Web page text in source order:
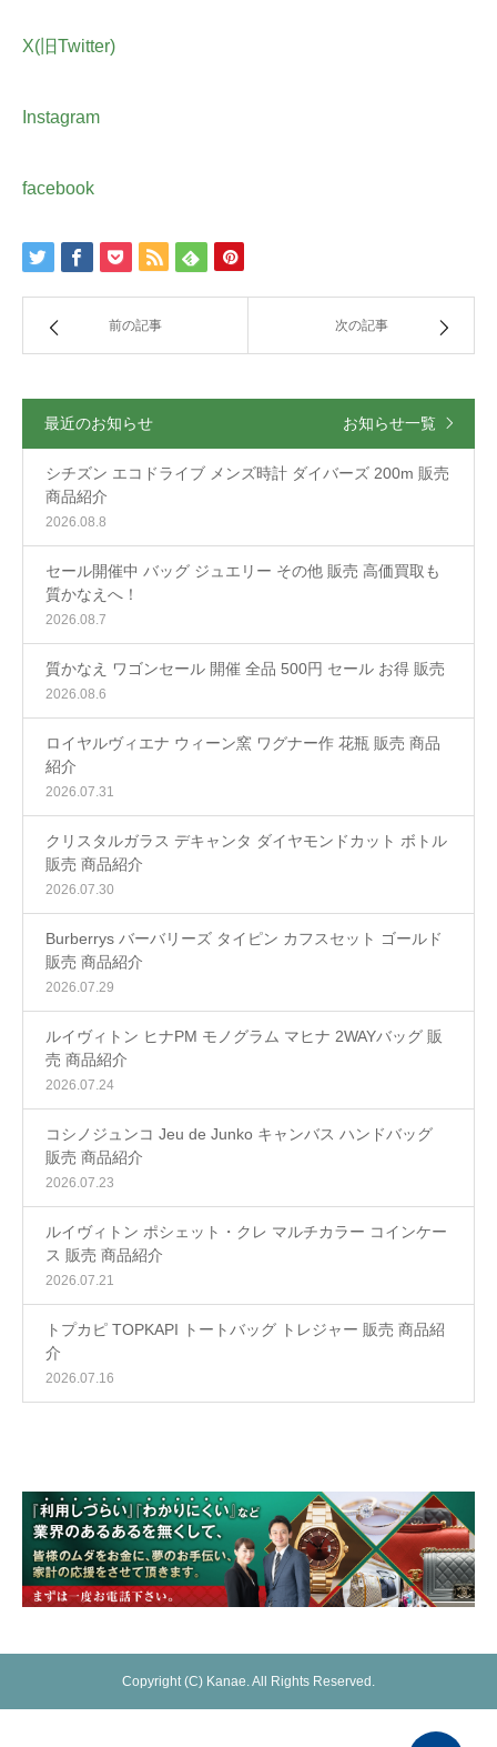
X(旧Twitter)
Instagram
facebook
前の記事 次の記事
最近のお知らせ お知らせ一覧
シチズン エコドライブ メンズ時計 ダイバーズ 200m 販売
商品紹介
2026.08.8
セール開催中 バッグ ジュエリー その他 販売 高価買取も
質かなえへ！
2026.08.7
質かなえ ワゴンセール 開催 全品 500円 セール お得 販売
2026.08.6
ロイヤルヴィエナ ウィーン窯 ワグナー作 花瓶 販売 商品
紹介
2026.07.31
クリスタルガラス デキャンタ ダイヤモンドカット ボトル
販売 商品紹介
2026.07.30
Burberrys バーバリーズ タイピン カフスセット ゴールド
販売 商品紹介
2026.07.29
ルイヴィトン ヒナPM モノグラム マヒナ 2WAYバッグ 販
売 商品紹介
2026.07.24
コシノジュンコ Jeu de Junko キャンバス ハンドバッグ
販売 商品紹介
2026.07.23
ルイヴィトン ポシェット・クレ マルチカラー コインケー
ス 販売 商品紹介
2026.07.21
トプカピ TOPKAPI トートバッグ トレジャー 販売 商品紹
介
2026.07.16
Copyright (C) Kanae. All Rights Reserved.